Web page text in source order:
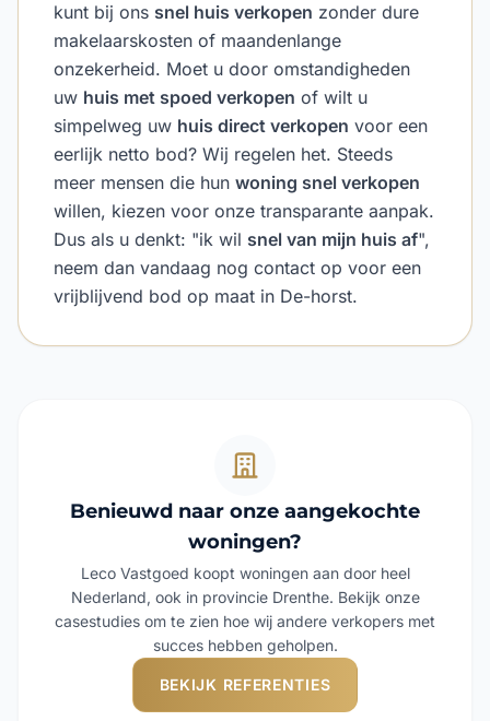
kunt bij ons snel huis verkopen zonder dure
makelaarskosten of maandenlange
onzekerheid. Moet u door omstandigheden
uw huis met spoed verkopen of wilt u
simpelweg uw huis direct verkopen voor een
eerlijk netto bod? Wij regelen het. Steeds
meer mensen die hun woning snel verkopen
willen, kiezen voor onze transparante aanpak.
Dus als u denkt: "ik wil snel van mijn huis af",
neem dan vandaag nog contact op voor een
vrijblijvend bod op maat in De-horst.
Benieuwd naar onze aangekochte
woningen?
Leco Vastgoed koopt woningen aan door heel
Nederland, ook in provincie Drenthe. Bekijk onze
casestudies om te zien hoe wij andere verkopers met
succes hebben geholpen.
BEKIJK REFERENTIES